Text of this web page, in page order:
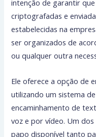
intenção de garantir
criptografadas e
estabelecidas na
ser organizados de
ou qualquer outra
Ele oferece a opção de
utilizando um sistema
encaminhamento de
voz e por vídeo. Um
papo disponível tanto